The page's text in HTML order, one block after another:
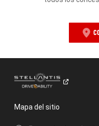
Mapa del sitio